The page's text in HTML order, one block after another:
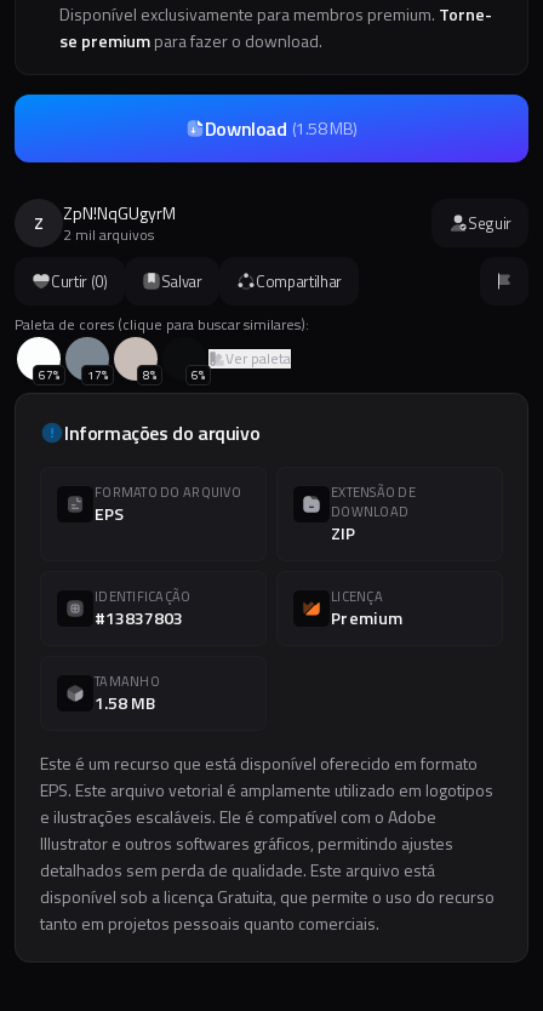
Curtir (0) Salvar Compartilhar
Paleta de cores (clique para buscar similares):
67% 17% 8% 6%
Ver paleta
Informações do arquivo
FORMATO DO ARQUIVO
EPS
EXTENSÃO DE
DOWNLOAD
ZIP
IDENTIFICAÇÃO
#13837803
LICENÇA
Premium
TAMANHO
1.58 MB
Este é um recurso que está disponível oferecido em formato
EPS. Este arquivo vetorial é amplamente utilizado em logotipos
e ilustrações escaláveis. Ele é compatível com o Adobe
Illustrator e outros softwares gráficos, permitindo ajustes
detalhados sem perda de qualidade. Este arquivo está
disponível sob a licença Gratuita, que permite o uso do recurso
tanto em projetos pessoais quanto comerciais.
Disponível exclusivamente para membros premium. Torne-
se premiumpara fazer o download.
Download (1.58 MB)
Z ZpN!NqGUgyrM
2 mil arquivos Seguir